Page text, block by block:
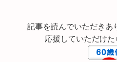
記事を読んでいただきあ
応援していただけ